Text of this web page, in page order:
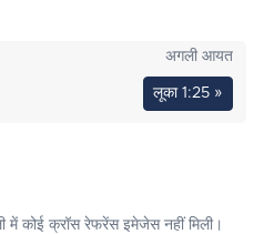
अगली आयत
लूका 1:25 »
में कोई क्रॉस रेफरेंस इमेजेस नहीं मिली।